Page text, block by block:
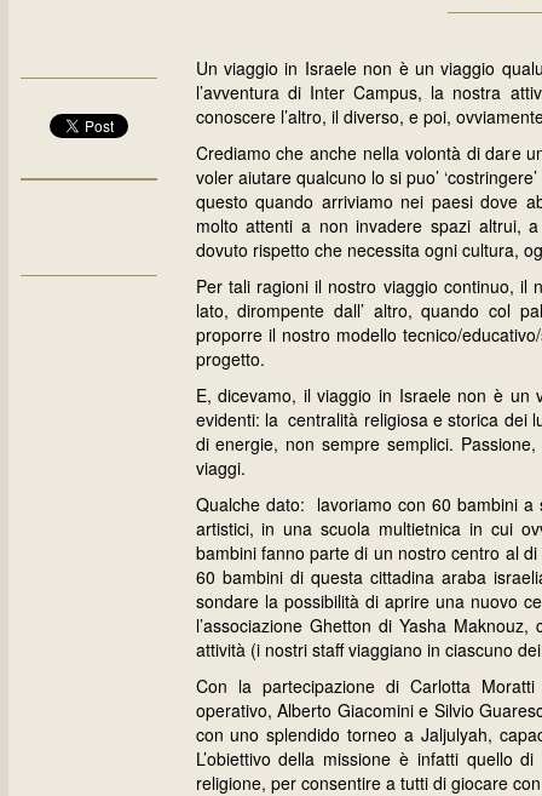
Un viaggio in Israele non è un viaggio
l’avventura di Inter Campus, la nostra
conoscere l’altro, il diverso, e poi,
Crediamo che anche nella volontà di dare
voler aiutare qualcuno lo si puo’
questo quando arriviamo nei paesi dove
molto attenti a non invadere spazi altrui,
dovuto rispetto che necessita ogni cultura,
Per tali ragioni il nostro viaggio continuo,
lato, dirompente dall’ altro, quando col
proporre il nostro modello tecnico/
progetto.
E, dicevamo, il viaggio in Israele non è un
evidenti: la centralità religiosa e storica dei
di energie, non sempre semplici.
viaggi.
Qualche dato: lavoriamo con 60 bambini
artistici, in una scuola multietnica in cui
bambini fanno parte di un nostro centro al
60 bambini di questa cittadina araba
sondare la possibilità di aprire una nuovo
l’associazione Ghetton di Yasha
attività (i nostri staff viaggiano in ciascuno
Con la partecipazione di Carlotta
operativo, Alberto Giacomini e Silvio
con uno splendido torneo a Jaljulyah,
L’obiettivo della missione è infatti quello
religione, per consentire a tutti di giocare